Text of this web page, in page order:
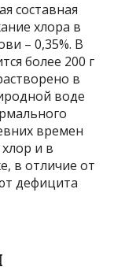
составная
хлора в
– 0,35%. В
более 200 г
в
воде
времен
и в
в отличие от
дефицита